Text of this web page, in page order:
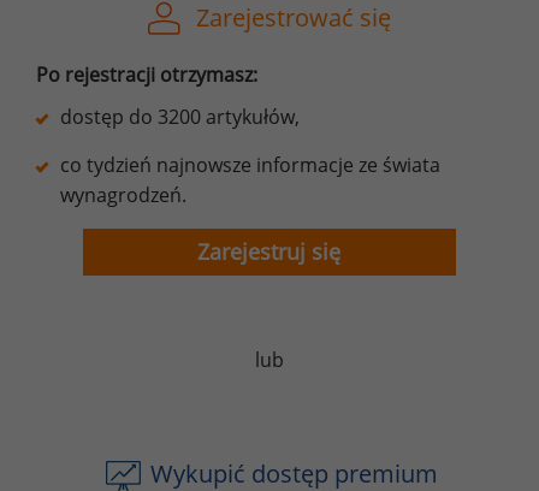
Zarejestrować się
Po rejestracji otrzymasz:
dostęp do 3200 artykułów,
co tydzień najnowsze informacje ze świata
wynagrodzeń.
Zarejestruj się
lub
Wykupić dostęp premium